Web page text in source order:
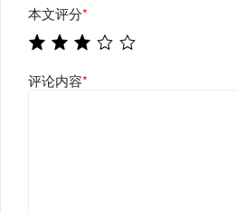
本文评分*
评论内容*